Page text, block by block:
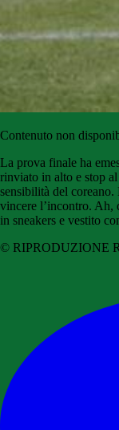
Contenuto non
La prova finale ha
rinviato in alto e stop
sensibilità del
vincere l’incontro.
in sneakers e vestito
© RIPRODUZIONE